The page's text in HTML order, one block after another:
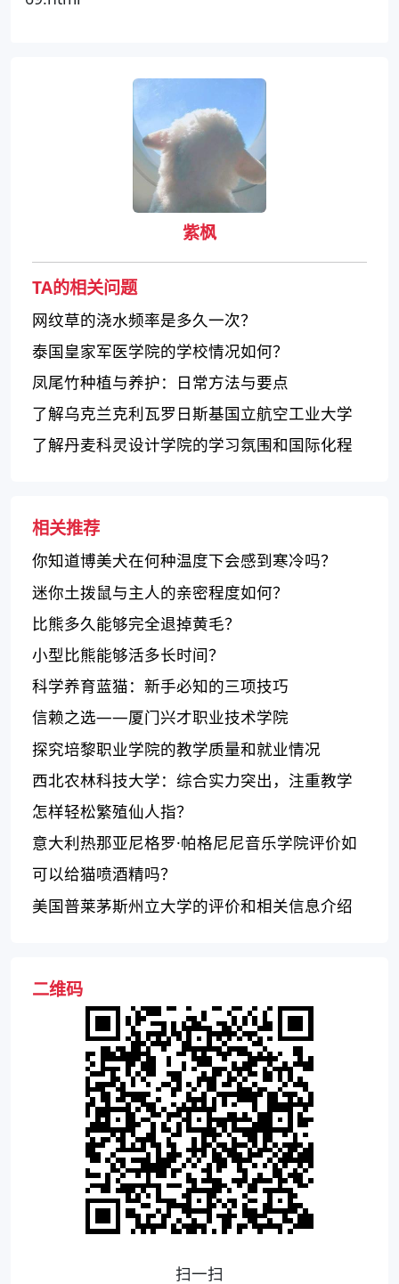
紫枫
TA的相关问题
网纹草的浇水频率是多久一次？
泰国皇家军医学院的学校情况如何？
凤尾竹种植与养护：日常方法与要点
了解乌克兰克利瓦罗日斯基国立航空工业大学
的声誉和特点
了解丹麦科灵设计学院的学习氛围和国际化程
相关推荐
你知道博美犬在何种温度下会感到寒冷吗？
迷你土拨鼠与主人的亲密程度如何？
比熊多久能够完全退掉黄毛？
小型比熊能够活多长时间？
科学养育蓝猫：新手必知的三项技巧
信赖之选——厦门兴才职业技术学院
探究培黎职业学院的教学质量和就业情况
西北农林科技大学：综合实力突出，注重教学
与科研创新
怎样轻松繁殖仙人指？
意大利热那亚尼格罗·帕格尼尼音乐学院评价如
何？
可以给猫喷酒精吗？
美国普莱茅斯州立大学的评价和相关信息介绍
二维码
扫一扫